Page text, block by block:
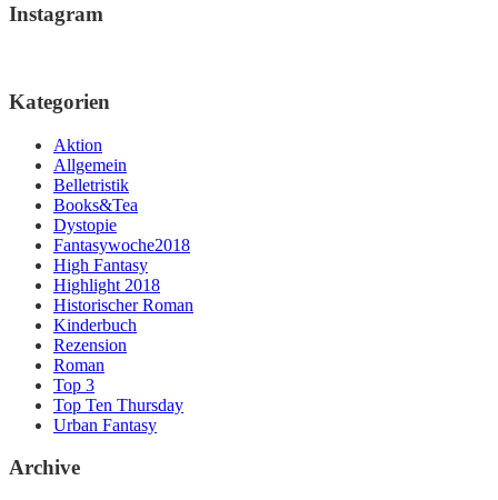
Instagram
Kategorien
Aktion
Allgemein
Belletristik
Books&Tea
Dystopie
Fantasywoche2018
High Fantasy
Highlight 2018
Historischer Roman
Kinderbuch
Rezension
Roman
Top 3
Top Ten Thursday
Urban Fantasy
Archive